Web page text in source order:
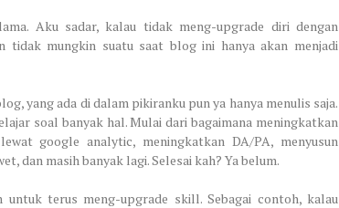
Aku sadar, kalau tidak meng-upgrade diri dengan
tidak mungkin suatu saat blog ini hanya akan menjadi
yang ada di dalam pikiranku pun ya hanya menulis saja.
soal banyak hal. Mulai dari bagaimana meningkatkan
google analytic, meningkatkan DA/PA, menyusun
dan masih banyak lagi. Selesai kah? Ya belum.
untuk terus meng-upgrade skill. Sebagai contoh, kalau